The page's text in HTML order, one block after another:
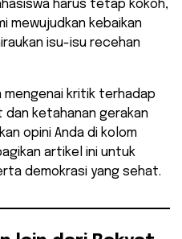
harus tetap kokoh,
mewujudkan kebaikan
isu-isu recehan
mengenai kritik terhadap
dan ketahanan gerakan
opini Anda di kolom
artikel ini untuk
demokrasi yang sehat.